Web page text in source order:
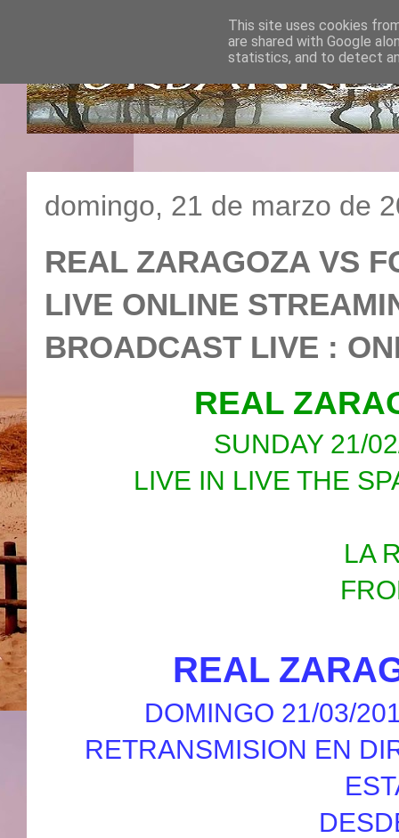
domingo, 21 de marzo de
REAL ZARAGOZA VS
LIVE ONLINE
BROADCAST LIVE :
REAL
SUNDAY 21/
LIVE IN LIVE THE
LA
REAL
DOMINGO 21/03/
RETRANSMISION EN
This site uses cookies
are shared with Google
statistics, and to detect